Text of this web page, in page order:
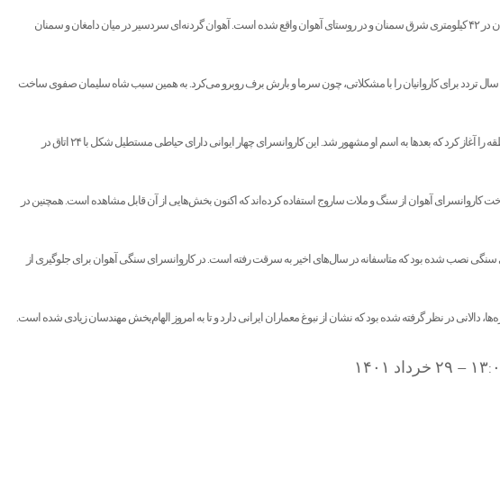
کاروانسرای سنگی آهوان در ۴۲ کیلومتری شرق سمنان و در روستای آهوان واقع شده است. آهوان گردنه‌ای سردسیر در میان دامغان و سمنان
تردد برای کاروانیان را با مشکلاتی، چون سرما و بارش برف روبرو می‌کرد. به همین سبب شاه سلیمان صفوی ساخت
کاروانسرایی در این منطقه را آغاز کرد که بعد‌ها به اسم او مشهور شد. این کاروانسرای چهار ایوانی دارای حیاطی مستطیل شکل با ۲۴ اتاق در
کاروانسرای آهوان از سنگ و ملات ساروج استفاده کرده‌اند که اکنون بخش‌هایی از آن قابل مشاهده است. همچنین در
سنگی نصب شده بود که متاسفانه در سال‌های اخیر به سرقت رفته است. در کاروانسرای سنگی آهوان برای جلوگیری از
دالانی در نظر گرفته شده بود که نشان از نبوغ معماران ایرانی دارد و تا به امروز الهام‌بخش مهندسان زیادی شده است.